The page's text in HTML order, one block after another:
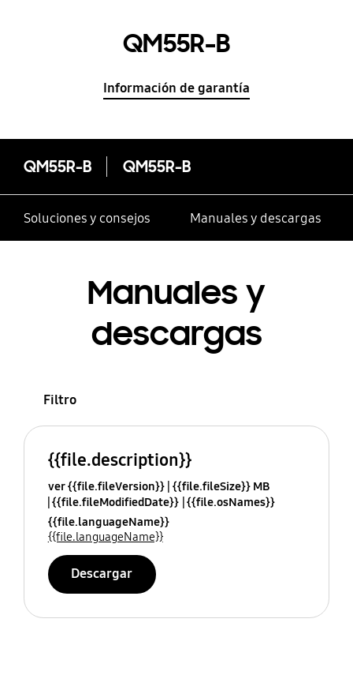
QM55R-B
Información de garantía
QM55R-B QM55R-B
Soluciones y consejos Manuales y descargas
Manuales y
descargas
Filtro
{{file.description}}
ver {{file.fileVersion}} {{file.fileSize}} MB
{{file.fileModifiedDate}} {{file.osNames}}
{{file.languageName}}
{{file.languageName}}
Descargar